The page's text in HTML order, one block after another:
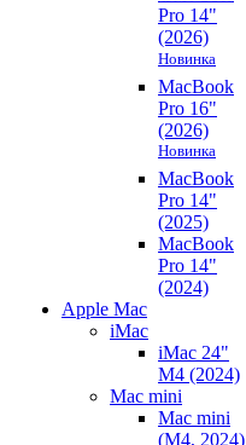
Pro 14"
(2026)
Новинка
MacBook
Pro 16"
(2026)
Новинка
MacBook
Pro 14"
(2025)
MacBook
Pro 14"
(2024)
Apple Mac
iMac
iMac 24"
M4 (2024)
Mac mini
Mac mini
(M4, 2024)